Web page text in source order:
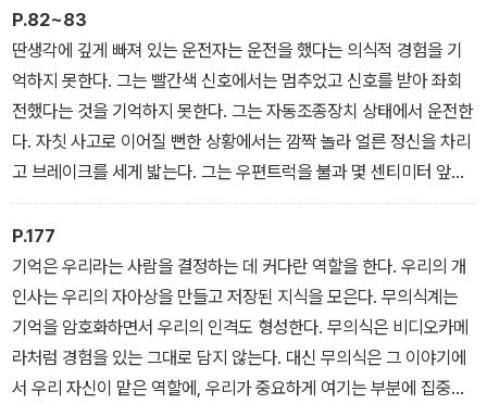
란 영향을 미친다.
<서문>
탄생하게 된다. 그렇다고는 해도 우리의 꿈은 대체적으로 꽤 기괴한
편이다
<뇌는 보지 않아도 ‘보는’ 법을 안다>
P.82~83
딴생각에 깊게 빠져 있는 운전자는 운전을 했다는 의식적 경험을 기
억하지 못한다. 그는 빨간색 신호에서는 멈추었고 신호를 받아 좌회
전했다는 것을 기억하지 못한다. 그는 자동조종장치 상태에서 운전한
다. 자칫 사고로 이어질 뻔한 상황에서는 깜짝 놀라 얼른 정신을 차리
고 브레이크를 세게 밟는다. 그는 우편트럭을 불과 몇 센티미터 앞에
두고 끼이익 소리를 내며 급정차한다. 운전자는 놀란 가슴부터 가라
앉힌 다음 어쩌다 이렇게 되었는지 곰곰이 생각한다. 이런 일이 벌어
진 것은 잠시 부
주의했기 때문만은 아닐지도 모른다. 잠깐이 아니라 훨씬 심각한 수
준으로 멍하니 운전했다는 생각이 든다. 어쩌면 그는 운전하는 내내
자신이 완전히 다른 데 정신을 팔고 있었을지도 모른다고 생각한다.
이렇게 멍한 상태에서 운전하는 것은 앞을 보지 않고 운전한 것이나
P.177
기억은 우리라는 사람을 결정하는 데 커다란 역할을 한다. 우리의 개
인사는 우리의 자아상을 만들고 저장된 지식을 모은다. 무의식계는
기억을 암호화하면서 우리의 인격도 형성한다. 무의식은 비디오카메
라처럼 경험을 있는 그대로 담지 않는다. 대신 무의식은 그 이야기에
서 우리 자신이 맡은 역할에, 우리가 중요하게 여기는 부분에 집중한